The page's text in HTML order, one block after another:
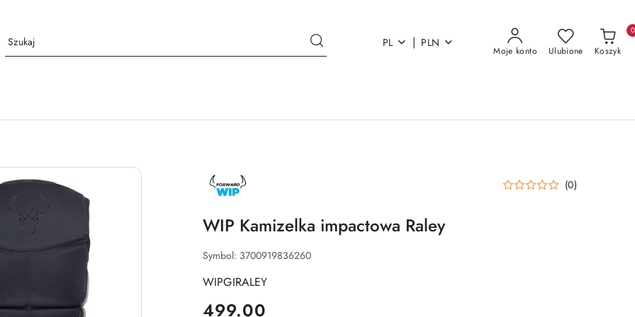
PL | PLN
Moje konto Ulubione Koszyk
0
NAZWA
PRODUCENTA:
FORWARD (0)
WIP Kamizelka impactowa Raley
Symbol: 3700919836260
WIPGIRALEY
cena:
499.00